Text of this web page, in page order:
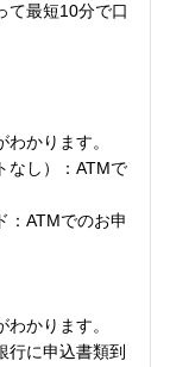
て最短10分で口
かります。
なし）：ATMで
：ATMでのお申
かります。
行に申込書類到